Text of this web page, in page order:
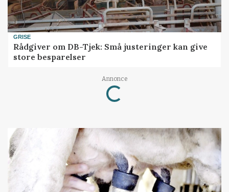
GRISE
Rådgiver om DB-Tjek: Små justeringer kan give
store besparelser
Annonce
Loading...